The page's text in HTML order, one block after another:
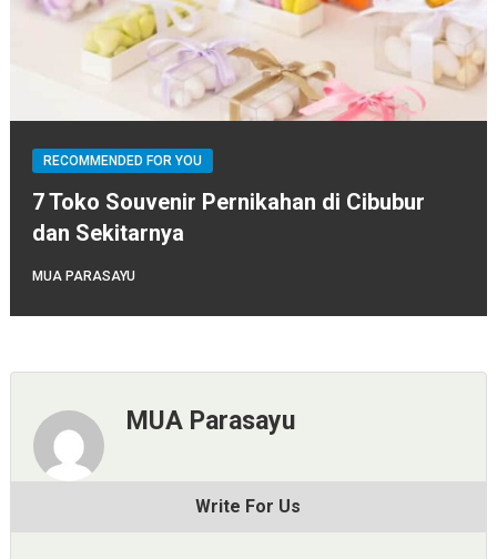
RECOMMENDED FOR YOU
7 Toko Souvenir Pernikahan di Cibubur
dan Sekitarnya
MUA PARASAYU
MUA Parasayu
Write For Us